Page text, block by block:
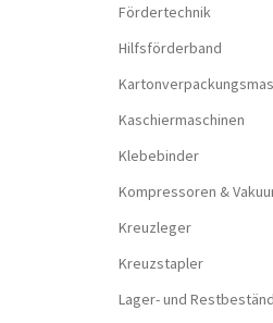
Fördertechnik
Hilfsförderband
Kaschiermaschinen
Klebebinder
Kompressoren &
Kreuzleger
Kreuzstapler
Lager- und